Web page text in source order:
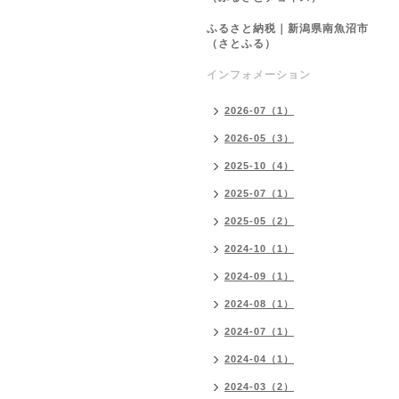
ふるさと納税｜新潟県南魚沼市
（さとふる）
インフォメーション
2026-07（1）
2026-05（3）
2025-10（4）
2025-07（1）
2025-05（2）
2024-10（1）
2024-09（1）
2024-08（1）
2024-07（1）
2024-04（1）
2024-03（2）